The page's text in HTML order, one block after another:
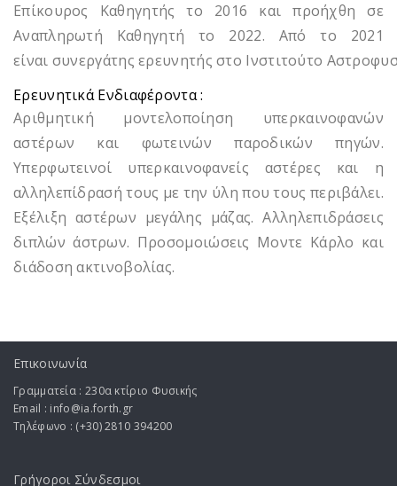
Επίκουρος Καθηγητής το 2016 και προήχθη σε
Αναπληρωτή Καθηγητή το 2022. Από το 2021
είναι συνεργάτης ερευνητής στο Ινστιτούτο
Ερευνητικά Ενδιαφέροντα :
Αριθμητική μοντελοποίηση υπερκαινοφανών
αστέρων και φωτεινών παροδικών πηγών.
Υπερφωτεινοί υπερκαινοφανείς αστέρες και η
αλληλεπίδρασή τους με την ύλη που τους περιβάλει.
Εξέλιξη αστέρων μεγάλης μάζας. Αλληλεπιδράσεις
διπλών άστρων. Προσομοιώσεις Μοντε Κάρλο και
διάδοση ακτινοβολίας.
Επικοινωνία
Γραμματεία : 230α κτίριο Φυσικής
Email : info@ia.forth.gr
Τηλέφωνο : (+30) 2810 394200
Γρήγοροι Σύνδεσμοι